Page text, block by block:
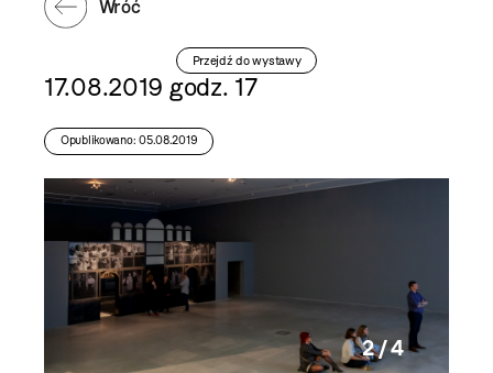
Wróć
Przejdź do wystawy
17.08.2019 godz. 17
Opublikowano: 05.08.2019
2 / 4